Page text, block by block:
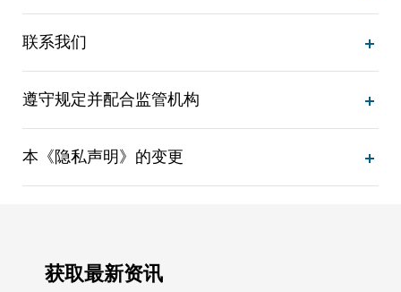
联系我们
遵守规定并配合监管机构
本《隐私声明》的变更
获取最新资讯